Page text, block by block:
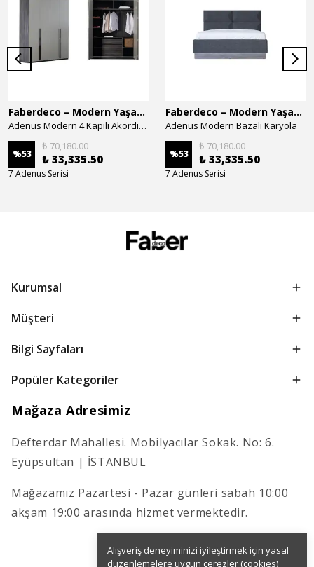
Alışveriş deneyiminizi iyileştirmek için yasal
düzenlemelere uygun çerezler (cookies)
Faberdeco – Modern Yaşam Alanları İçin Özel Tasarım Mobilyalar
Adenus Modern 4 Kapılı Akordion Dolap
%53
₺ 70,180.00
₺ 33,335.50
7 Adenus Serisi
Faberdeco – Modern Yaşam Alanları İçin Özel Tasarım Mobilyalar
Adenus Modern Bazalı Karyola
%53
₺ 70,180.00
₺ 33,335.50
7 Adenus Serisi
Kurumsal
Müşteri
Bilgi Sayfaları
Popüler Kategoriler
Mağaza Adresimiz
Defterdar Mahallesi. Mobilyacılar Sokak. No: 6.
Eyüpsultan | İSTANBUL
Mağazamız Pazartesi - Pazar günleri sabah 10:00
akşam 19:00 arasında hizmet vermektedir.